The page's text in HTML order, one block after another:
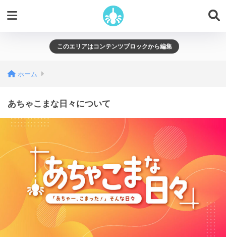
このエリアはコンテンツブロックから編集
ホーム
あちゃこまな日々について